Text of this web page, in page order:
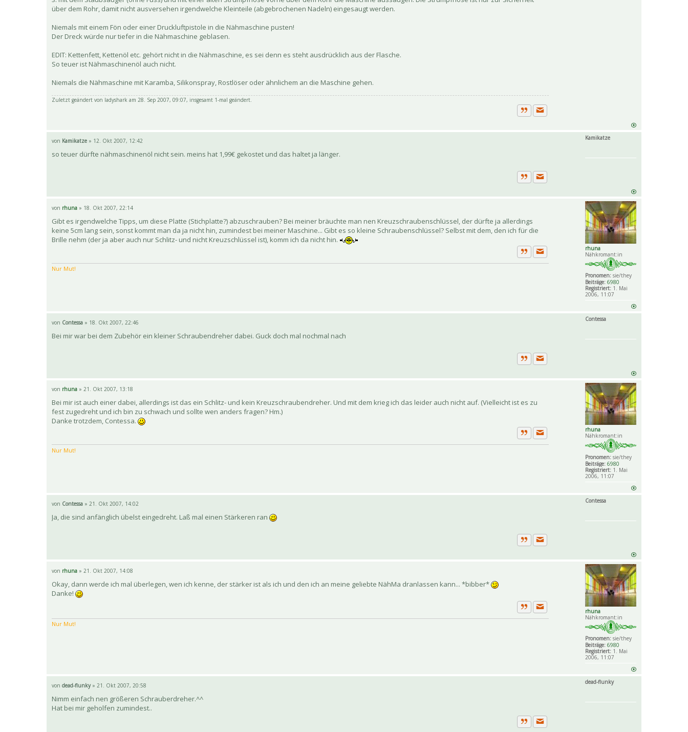
über dem Rohr, damit nicht ausversehen irgendwelche Kleinteile (abgebrochenen Nadeln) eingesaugt werden.
Niemals mit einem Fön oder einer Druckluftpistole in die Nähmaschine pusten!
Der Dreck würde nur tiefer in die Nähmaschine geblasen.
EDIT: Kettenfett, Kettenöl etc. gehört nicht in die Nähmaschine, es sei denn es steht ausdrücklich aus der Flasche.
So teuer ist Nähmaschinenöl auch nicht.
Niemals die Nähmaschine mit Karamba, Silikonspray, Rostlöser oder ähnlichem an die Maschine gehen.
Zuletzt geändert von ladyshark am 28. Sep 2007, 09:07, insgesamt 1-mal geändert.
ZitatPrivate Nachricht senden
Kamikatze
von Kamikatze » 12. Okt 2007, 12:42
so teuer dürfte nähmaschinenöl nicht sein. meins hat 1,99€ gekostet und das haltet ja länger.
ZitatPrivate Nachricht senden
rhuna
Nähkromant:in
Pronomen: sie/they
Beiträge: 6980
Registriert: 1. Mai
2006, 11:07
von rhuna » 18. Okt 2007, 22:14
Gibt es irgendwelche Tipps, um diese Platte (Stichplatte?) abzuschrauben? Bei meiner bräuchte man nen Kreuzschraubenschlüssel, der dürfte ja allerdings
keine 5cm lang sein, sonst kommt man da ja nicht hin, zumindest bei meiner Maschine... Gibt es so kleine Schraubenschlüssel? Selbst mit dem, den ich für die
Brille nehm (der ja aber auch nur Schlitz- und nicht Kreuzschlüssel ist), komm ich da nicht hin.
ZitatPrivate Nachricht senden
Nur Mut!
Contessa
von Contessa » 18. Okt 2007, 22:46
Bei mir war bei dem Zubehör ein kleiner Schraubendreher dabei. Guck doch mal nochmal nach
ZitatPrivate Nachricht senden
rhuna
Nähkromant:in
Pronomen: sie/they
Beiträge: 6980
Registriert: 1. Mai
2006, 11:07
von rhuna » 21. Okt 2007, 13:18
Bei mir ist auch einer dabei, allerdings ist das ein Schlitz- und kein Kreuzschraubendreher. Und mit dem krieg ich das leider auch nicht auf. (Vielleicht ist es zu
fest zugedreht und ich bin zu schwach und sollte wen anders fragen? Hm.)
Danke trotzdem, Contessa.
ZitatPrivate Nachricht senden
Nur Mut!
Contessa
von Contessa » 21. Okt 2007, 14:02
Ja, die sind anfänglich übelst eingedreht. Laß mal einen Stärkeren ran
ZitatPrivate Nachricht senden
rhuna
Nähkromant:in
Pronomen: sie/they
Beiträge: 6980
Registriert: 1. Mai
2006, 11:07
von rhuna » 21. Okt 2007, 14:08
Okay, dann werde ich mal überlegen, wen ich kenne, der stärker ist als ich und den ich an meine geliebte NähMa dranlassen kann... *bibber*
Danke!
ZitatPrivate Nachricht senden
Nur Mut!
dead-flunky
von dead-flunky» 21. Okt 2007, 20:58
Nimm einfach nen größeren Schrauberdreher.^^
Hat bei mir geholfen zumindest..
ZitatPrivate Nachricht senden